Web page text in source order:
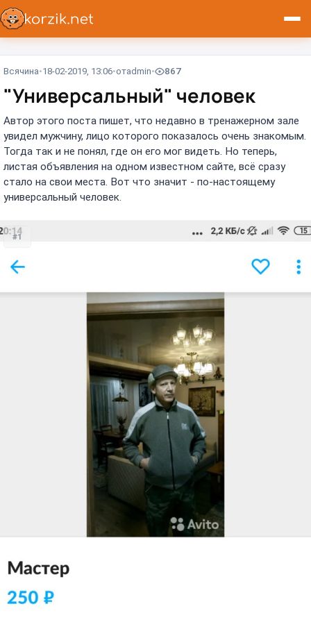
Всячина 18-02-2019, 13:06 отadmin 867
"Универсальный" человек
Автор этого поста пишет, что недавно в тренажерном зале
увидел мужчину, лицо которого показалось очень знакомым.
Тогда так и не понял, где он его мог видеть. Но теперь,
листая объявления на одном известном сайте, всё сразу
стало на свои места. Вот что значит - по-настоящему
универсальный человек.
#1